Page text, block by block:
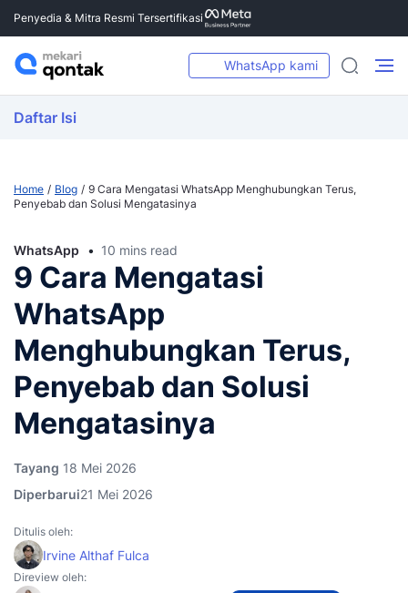
Penyedia & Mitra Resmi Tersertifikasi
WhatsApp kami
Daftar Isi
Home Blog
9 Cara Mengatasi WhatsApp Menghubungkan Terus,
Penyebab dan Solusi Mengatasinya
WhatsApp 10 mins read
9 Cara Mengatasi
WhatsApp
Menghubungkan Terus,
Penyebab dan Solusi
Mengatasinya
Tayang 18 Mei 2026
Diperbarui21 Mei 2026
Ditulis oleh:
Irvine Althaf Fulca
Direview oleh: